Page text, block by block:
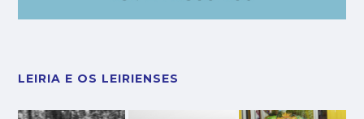
LEIRIA E OS LEIRIENSES